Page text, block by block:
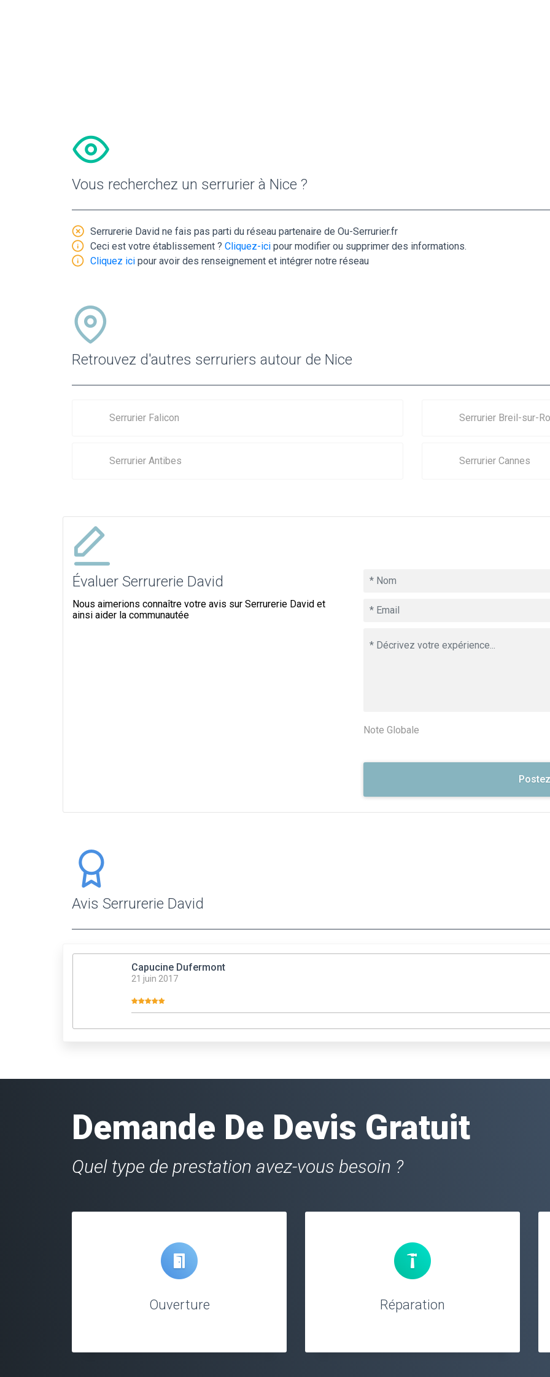
Vous recherchez un serrurier à Nice ?
Serrurerie David ne fais pas parti du réseau partenaire de Ou-Serrurier.fr
Ceci est votre établissement ? Cliquez-ici pour modifier ou supprimer des informations.
Cliquez ici pour avoir des renseignement et intégrer notre réseau
Retrouvez d'autres serruriers autour de Nice
Serrurier Falicon Serrurier Breil-sur-
Serrurier Antibes Serrurier Cannes
Évaluer Serrurerie David
Nous aimerions connaître votre avis sur Serrurerie David et
ainsi aider la communautée
Note Globale
Avis Serrurerie David
Capucine Dufermont
21 juin 2017
Demande De Devis Gratuit
Quel type de prestation avez-vous besoin ?
Ouverture Réparation